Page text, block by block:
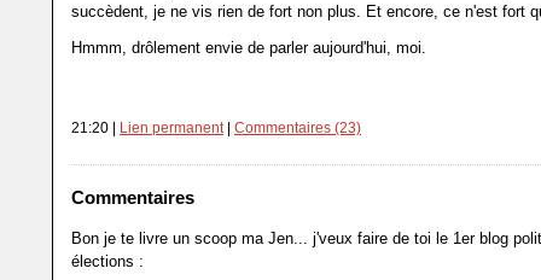
succèdent, je ne vis rien de fort non plus. Et encore, ce n'est fort
Hmmm, drôlement envie de parler aujourd'hui, moi.
21:20 | Lien permanent| Commentaires (23)
Commentaires
Bon je te livre un scoop ma Jen... j'veux faire de toi le 1er blog
élections :